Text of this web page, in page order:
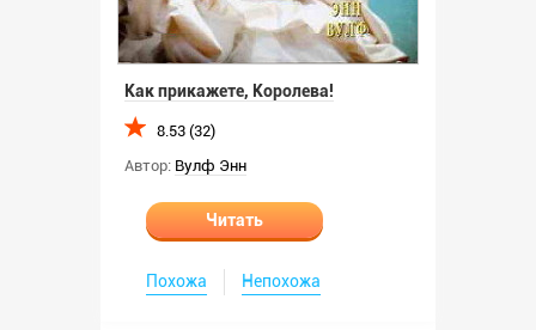
Как прикажете, Королева!
8.53 (32)
Автор: Вулф Энн
Читать
Похожа Непохожа